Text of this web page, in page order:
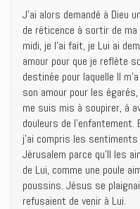
J’ai alors demandé à Dieu
de réticence à sortir de
midi, je l’ai fait, je Lui ai
amour pour que je reflète
destinée pour laquelle Il
son amour pour les
me suis mis à soupirer, à
douleurs de
j’ai compris les
Jérusalem parce qu’Il les
de Lui, comme une poule
poussins. Jésus se
refusaient de venir à Lui.